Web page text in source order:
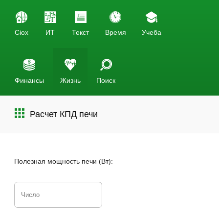
Ciox ИТ Текст Время Учеба
Финансы Жизнь Поиск
Расчет КПД печи
Полезная мощность печи (Вт):